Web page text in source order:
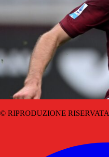
© RIPRODUZIONE RISERVATA